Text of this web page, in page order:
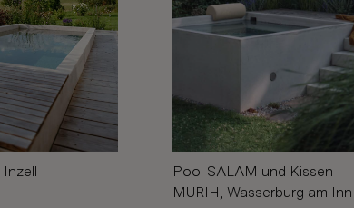
Inzell
Pool SALAM und Kissen
MURIH, Wasserburg am Inn